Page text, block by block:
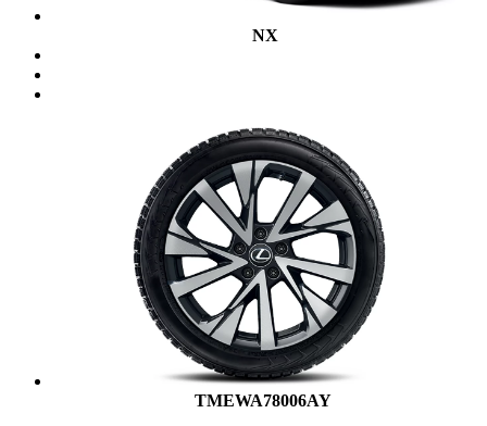
NX
TMEWA78006AY